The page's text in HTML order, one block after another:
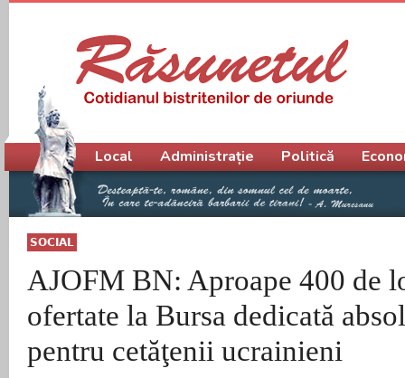
SOCIAL
AJOFM BN: Aproape 400 de
ofertate la Bursa dedicată
pentru cetăţenii ucrainieni
Meniu principal
Local Administrație Politică